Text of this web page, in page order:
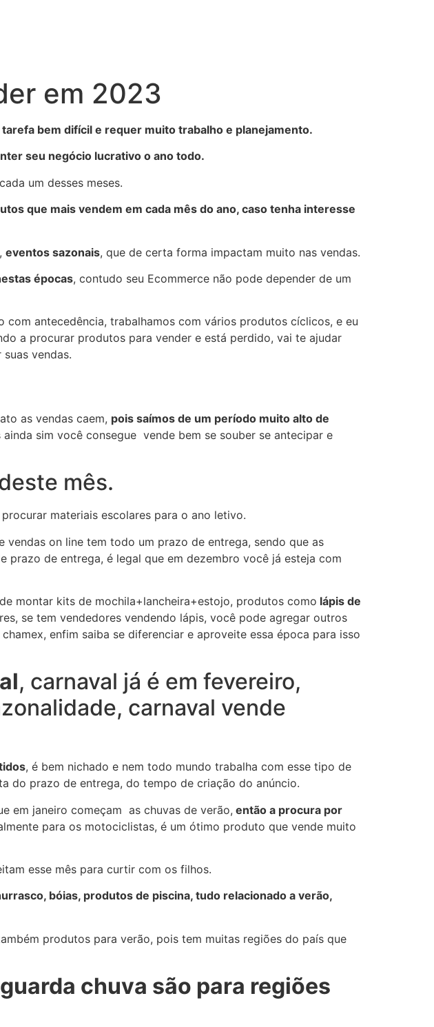
em 2023
bem difícil e requer muito trabalho e planejamento.
seu negócio lucrativo o ano todo.
um desses meses.
que mais vendem em cada mês do ano, caso tenha interesse
, eventos sazonais, que de certa forma impactam muito nas vendas.
épocas, contudo seu Ecommerce não pode depender de um
com antecedência, trabalhamos com vários produtos cíclicos, e eu
a procurar produtos para vender e está perdido, vai te ajudar
vendas.
as vendas caem, pois saímos de um período muito alto de
sim você consegue vende bem se souber se antecipar e
mês.
materiais escolares para o ano letivo.
on line tem todo um prazo de entrega, sendo que as
prazo de entrega, é legal que em dezembro você já esteja com
montar kits de mochila+lancheira+estojo, produtos como lápis de
se tem vendedores vendendo lápis, você pode agregar outros
enfim saiba se diferenciar e aproveite essa época para isso
, carnaval já é em fevereiro,
carnaval vende
, é bem nichado e nem todo mundo trabalha com esse tipo de
do prazo de entrega, do tempo de criação do anúncio.
em janeiro começam as chuvas de verão, então a procura por
para os motociclistas, é um ótimo produto que vende muito
esse mês para curtir com os filhos.
bóias, produtos de piscina, tudo relacionado a verão,
produtos para verão, pois tem muitas regiões do país que
chuva são para regiões